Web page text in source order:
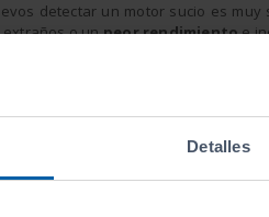
Detalles
detectar un motor sucio es muy
extraños o unpeor rendimientoe
motor sucio. Los coches de
provoca más residuos.
motor. Para limpiar el motor de